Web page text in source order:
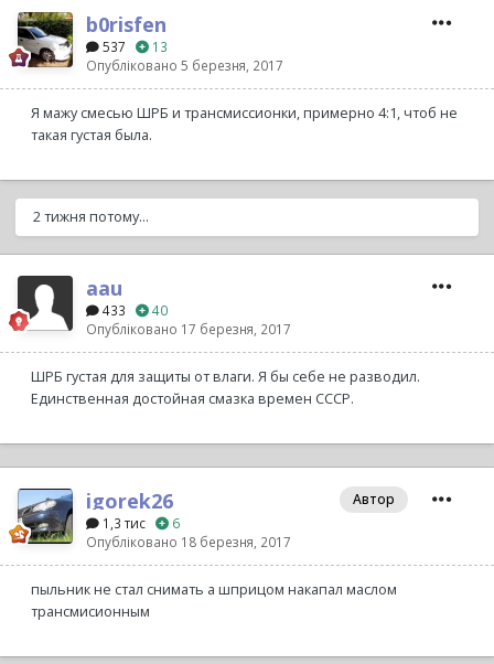
b0risfen
537
13
Опубліковано 5 березня, 2017
Я мажу смесью ШРБ и трансмиссионки, примерно 4:1, чтоб не
такая густая была.
2 тижня потому...
aau
433
40
Опубліковано 17 березня, 2017
ШРБ густая для защиты от влаги. Я бы себе не разводил.
Единственная достойная смазка времен СССР.
igorek26
1,3 тис
6
Опубліковано 18 березня, 2017
Автор
пыльник не стал снимать а шприцом накапал маслом
трансмисионным